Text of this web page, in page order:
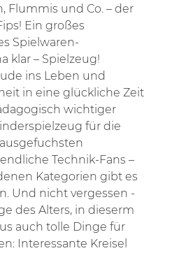
Flummis und Co. – der
Ein großes
Spielwaren-
klar – Spielzeug!
ins Leben und
in eine glückliche Zeit
wichtiger
für die
Technik-Fans –
Kategorien gibt es
Und nicht vergessen -
des Alters, in dieserm
auch tolle Dinge für
Interessante Kreisel